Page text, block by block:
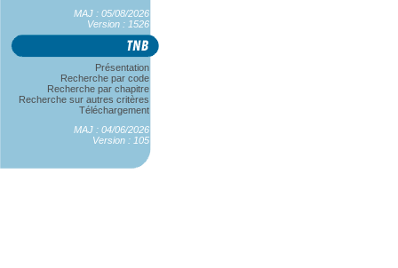
MAJ : 05/08/2026
Version : 1526
Présentation
Recherche par code
Recherche par chapitre
Recherche sur autres critères
Téléchargement
MAJ : 04/06/2026
Version : 105